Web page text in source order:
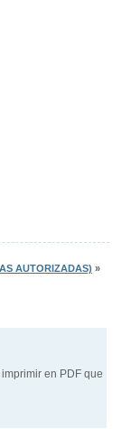
AUTORIZADAS) »
en PDF que